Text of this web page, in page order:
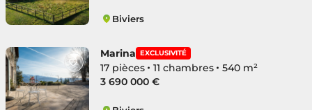
Biviers
Marina EXCLUSIVITÉ
17 pièces 11 chambres
540 m²
3 690 000 €